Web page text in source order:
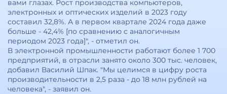
вами глазах. Рост производства компьютеров,
электронных и оптических изделий в 2023 году
составил 32,8%. А в первом квартале 2024 года даже
больше - 42,4% [по сравнению с аналогичным
периодом 2023 года]", - отметил он.
В электронной промышленности работают более 1 700
предприятий, в отрасли занято около 300 тыс. человек,
добавил Василий Шпак. "Мы целимся в цифру роста
производительности в 2,5 раза - до 18 млн рублей на
человека", - заявил он.